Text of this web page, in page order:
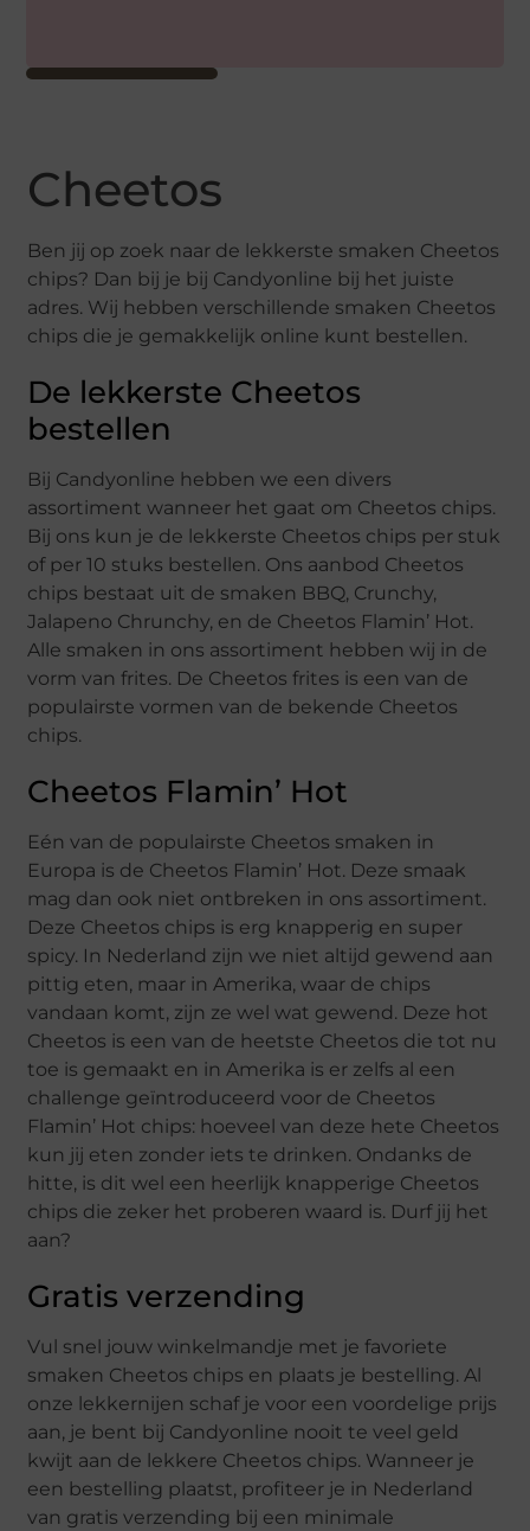
Cheetos
Ben jij op zoek naar de lekkerste smaken Cheetos
chips? Dan bij je bij Candyonline bij het juiste
adres. Wij hebben verschillende smaken Cheetos
chips die je gemakkelijk online kunt bestellen.
De lekkerste Cheetos
bestellen
Bij Candyonline hebben we een divers
assortiment wanneer het gaat om Cheetos chips.
Bij ons kun je de lekkerste Cheetos chips per stuk
of per 10 stuks bestellen. Ons aanbod Cheetos
chips bestaat uit de smaken BBQ, Crunchy,
Jalapeno Chrunchy, en de Cheetos Flamin’ Hot.
Alle smaken in ons assortiment hebben wij in de
vorm van frites. De Cheetos frites is een van de
populairste vormen van de bekende Cheetos
chips.
Cheetos Flamin’ Hot
Eén van de populairste Cheetos smaken in
Europa is de Cheetos Flamin’ Hot. Deze smaak
mag dan ook niet ontbreken in ons assortiment.
Deze Cheetos chips is erg knapperig en super
spicy. In Nederland zijn we niet altijd gewend aan
pittig eten, maar in Amerika, waar de chips
vandaan komt, zijn ze wel wat gewend. Deze hot
Cheetos is een van de heetste Cheetos die tot nu
toe is gemaakt en in Amerika is er zelfs al een
challenge geïntroduceerd voor de Cheetos
Flamin’ Hot chips: hoeveel van deze hete Cheetos
kun jij eten zonder iets te drinken. Ondanks de
hitte, is dit wel een heerlijk knapperige Cheetos
chips die zeker het proberen waard is. Durf jij het
aan?
Gratis verzending
Vul snel jouw winkelmandje met je favoriete
smaken Cheetos chips en plaats je bestelling. Al
onze lekkernijen schaf je voor een voordelige prijs
aan, je bent bij Candyonline nooit te veel geld
kwijt aan de lekkere Cheetos chips. Wanneer je
een bestelling plaatst, profiteer je in Nederland
van gratis verzending bij een minimale